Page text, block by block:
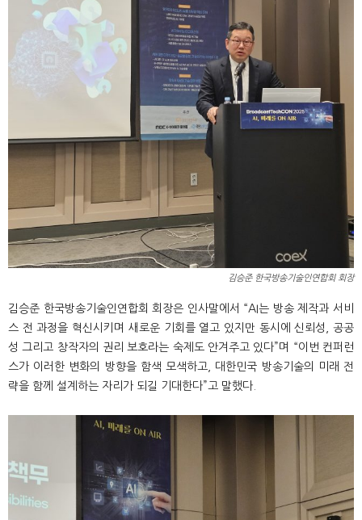
김승준 한국방송기술인연합회 회장
김승준 한국방송기술인연합회 회장은 인사말에서 “AI는 방송 제작과 서비
스 전 과정을 혁신시키며 새로운 기회를 열고 있지만 동시에 신뢰성, 공공
성 그리고 창작자의 권리 보호라는 숙제도 안겨주고 있다”며 “이번 컨퍼런
스가 이러한 변화의 방향을 함색 모색하고, 대한민국 방송기술의 미래 전
략을 함께 설계하는 자리가 되길 기대한다”고 말했다.